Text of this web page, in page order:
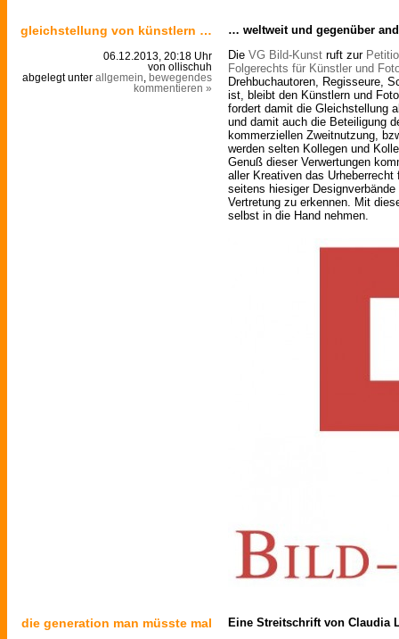
gleichstellung von künstlern …
06.12.2013, 20:18 Uhr
von ollischuh
abgelegt unter allgemein
bewegendes
kommentieren »
… weltweit und gegenüber
Die VG Bild-Kunst ruft zur
Folgerechts für Künstler und
Drehbuchautoren, Regisseure,
ist, bleibt den Künstlern und
fordert damit die Gleichstellung
und damit auch die Beteiligung
kommerziellen Zweitnutzung,
werden selten Kollegen und
Genuß dieser Verwertungen
aller Kreativen das
seitens hiesiger
Vertretung zu erkennen. Mit
selbst in die Hand nehmen.
die generation man müsste mal
Eine Streitschrift von Claudia